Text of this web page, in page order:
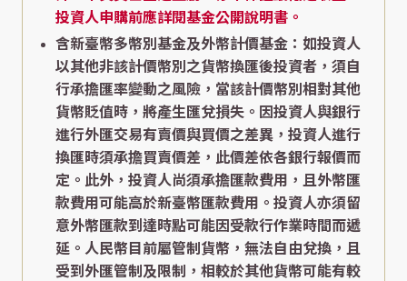
投資人申購前應詳閱基金公開說明書。
含新臺幣多幣別基金及外幣計價基金：如投資人
以其他非該計價幣別之貨幣換匯後投資者，須自
行承擔匯率變動之風險，當該計價幣別相對其他
貨幣貶值時，將產生匯兌損失。因投資人與銀行
進行外匯交易有賣價與買價之差異，投資人進行
換匯時須承擔買賣價差，此價差依各銀行報價而
定。此外，投資人尚須承擔匯款費用，且外幣匯
款費用可能高於新臺幣匯款費用。投資人亦須留
意外幣匯款到達時點可能因受款行作業時間而遞
延。人民幣目前屬管制貨幣，無法自由兌換，且
受到外匯管制及限制，相較於其他貨幣可能有較